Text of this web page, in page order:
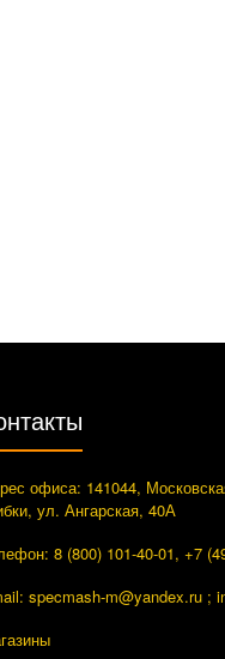
офиса: 141044,
ул. Ангарская, 40А
8 (800) 101-40-01, +7
specmash-m@yandex.ru ;